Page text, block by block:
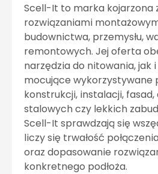
Scell-It to marka kojarzona
rozwiązaniami
budownictwa, przemysłu,
remontowych. Jej oferta
narzędzia do nitowania, jak
mocujące wykorzystywane
konstrukcji, instalacji,
stalowych czy lekkich
Scell-It sprawdzają się
liczy się trwałość
oraz dopasowanie
konkretnego podłoża.